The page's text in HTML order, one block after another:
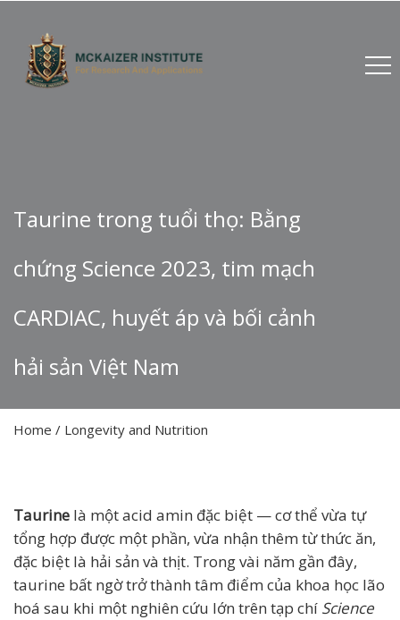
Taurine trong tuổi thọ: Bằng
chứng Science 2023, tim mạch
CARDIAC, huyết áp và bối cảnh
hải sản Việt Nam
Home / Longevity and Nutrition
Taurine là một acid amin đặc biệt — cơ thể vừa tự
tổng hợp được một phần, vừa nhận thêm từ thức ăn,
đặc biệt là hải sản và thịt. Trong vài năm gần đây,
taurine bất ngờ trở thành tâm điểm của khoa học lão
hoá sau khi một nghiên cứu lớn trên tạp chí Science